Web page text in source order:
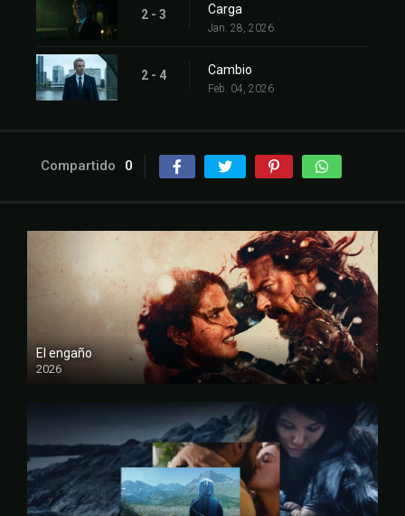
2 - 3 Carga
Jan. 28, 2026
2 - 4 Cambio
Feb. 04, 2026
Compartido 0
El engaño
2026
FULL HD